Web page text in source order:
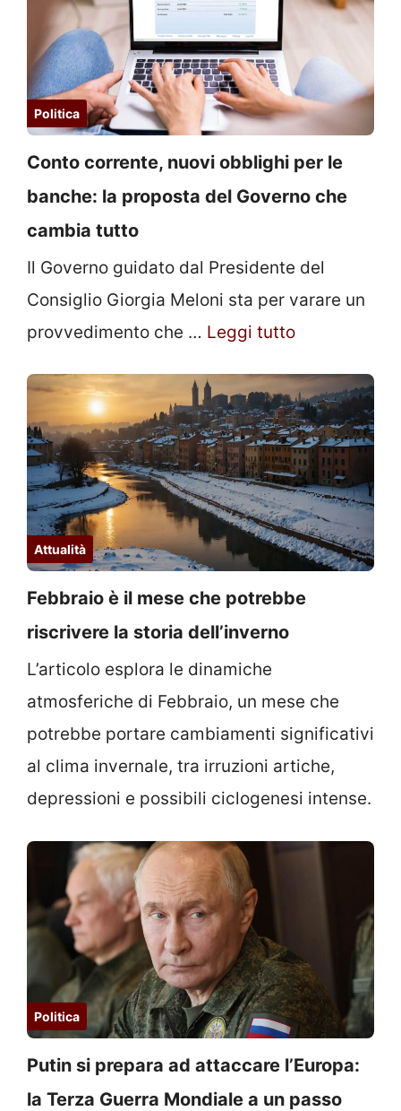
Politica
Conto corrente, nuovi obblighi per le
banche: la proposta del Governo che
cambia tutto
Il Governo guidato dal Presidente del
Consiglio Giorgia Meloni sta per varare un
provvedimento che … Leggi tutto
Attualità
Febbraio è il mese che potrebbe
riscrivere la storia dell’inverno
L’articolo esplora le dinamiche
atmosferiche di Febbraio, un mese che
potrebbe portare cambiamenti significativi
al clima invernale, tra irruzioni artiche,
depressioni e possibili ciclogenesi intense.
Politica
Putin si prepara ad attaccare l’Europa:
la Terza Guerra Mondiale a un passo